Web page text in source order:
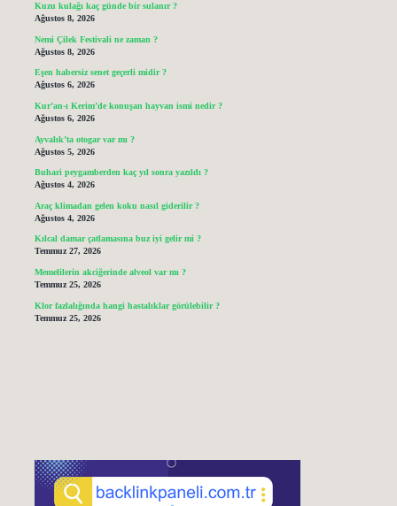
Kuzu kulağı kaç günde bir sulanır ?
Ağustos 8, 2026
Nemi Çilek Festivali ne zaman ?
Ağustos 8, 2026
Eşen habersiz senet geçerli midir ?
Ağustos 6, 2026
Kur’an-ı Kerim’de konuşan hayvan ismi nedir ?
Ağustos 6, 2026
Ayvalık’ta otogar var mı ?
Ağustos 5, 2026
Buhari peygamberden kaç yıl sonra yazıldı ?
Ağustos 4, 2026
Araç klimadan gelen koku nasıl giderilir ?
Ağustos 4, 2026
Kılcal damar çatlamasına buz iyi gelir mi ?
Temmuz 27, 2026
Memelilerin akciğerinde alveol var mı ?
Temmuz 25, 2026
Klor fazlalığında hangi hastalıklar görülebilir ?
Temmuz 25, 2026